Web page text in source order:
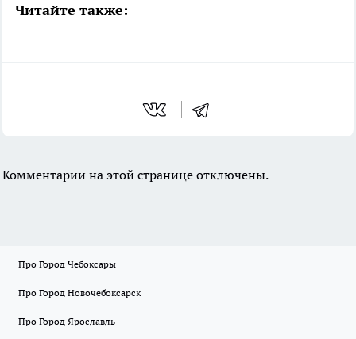
Читайте также:
Комментарии на этой странице отключены.
Про Город Чебоксары
Про Город Новочебоксарск
Про Город Ярославль